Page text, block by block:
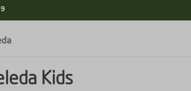
no PIX
Kids